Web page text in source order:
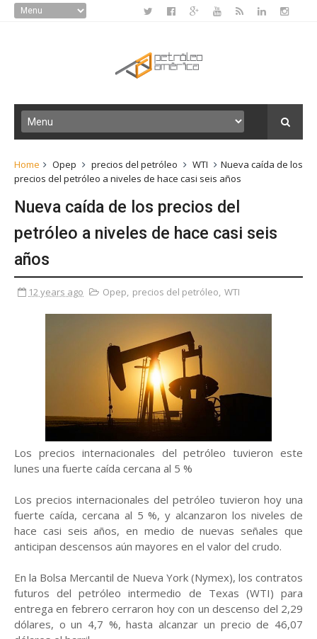
Home Opep precios del petróleo WTI
Nueva caída de los
precios del petróleo a niveles de hace casi seis años
Nueva caída de los precios del
petróleo a niveles de hace casi seis
años
12 years ago Opep, precios del petróleo, WTI
Los precios internacionales del petróleo tuvieron este
lunes una fuerte caída cercana al 5 %
Los precios internacionales del petróleo tuvieron hoy una
fuerte caída, cercana al 5 %, y alcanzaron los niveles de
hace casi seis años, en medio de nuevas señales que
anticipan descensos aún mayores en el valor del crudo.
En la Bolsa Mercantil de Nueva York (Nymex), los contratos
futuros del petróleo intermedio de Texas (WTI) para
entrega en febrero cerraron hoy con un descenso del 2,29
dólares, o un 4,7 %, hasta alcanzar un precio de 46,07